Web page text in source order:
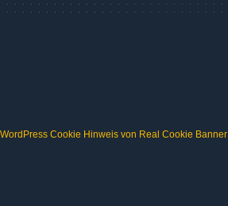
WordPress Cookie Hinweis von Real Cookie Banner